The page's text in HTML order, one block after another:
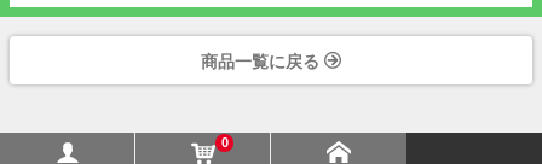
商品一覧に戻る
0